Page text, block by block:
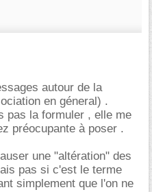
autour de la
en géneral) .
pas la formuler , elle me
préocupante à poser .
une "altération" des
pas si c'est le terme
simplement que l'on ne